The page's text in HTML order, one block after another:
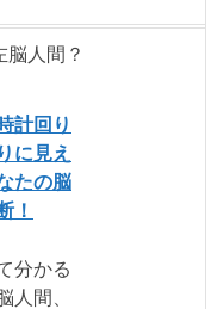
脳人間？
計回り
に見え
たの脳
！
分かる
人間、